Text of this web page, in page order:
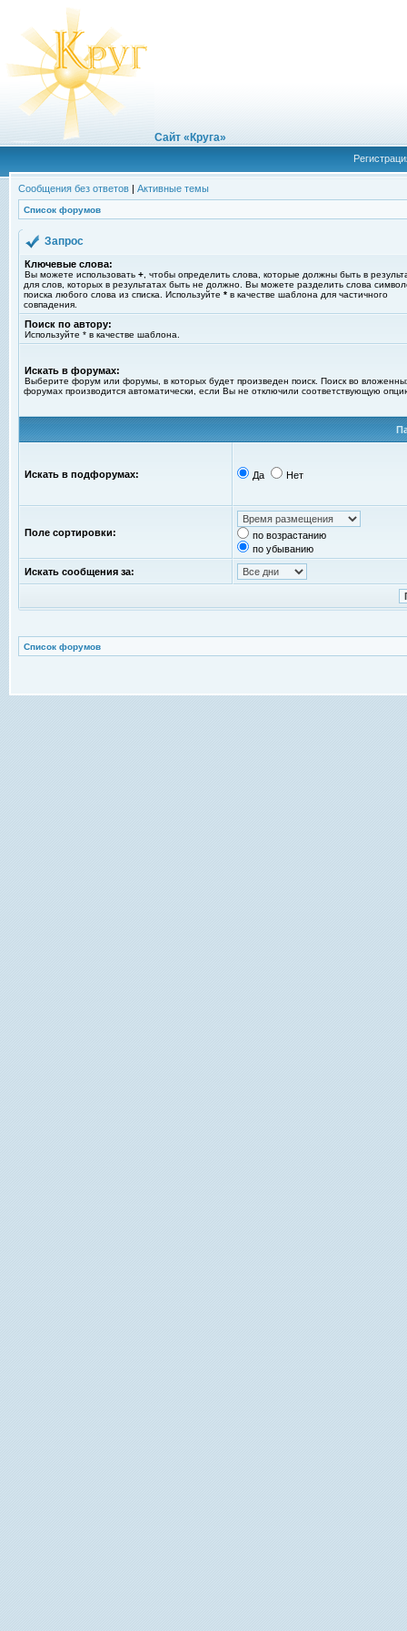
Сайт «Круга»
Сообщения без ответов | Активные темы
Список форумов
Запрос
Ключевые слова:
Вы можете использовать + , чтобы определить слова, которые должны быть в
для слов, которых в результатах быть не должно. Вы можете разделить слова
поиска любого слова из списка. Используйте * в качестве шаблона для частичного
совпадения.
Поиск по автору:
Используйте * в качестве шаблона.
Искать в форумах:
Выберите форум или форумы, в которых будет произведен поиск. Поиск во
форумах производится автоматически, если Вы не отключили соответствующую
Искать в подфорумах: Да Нет
Поле сортировки:
по возрастанию
по убыванию
Искать сообщения за:
Список форумов